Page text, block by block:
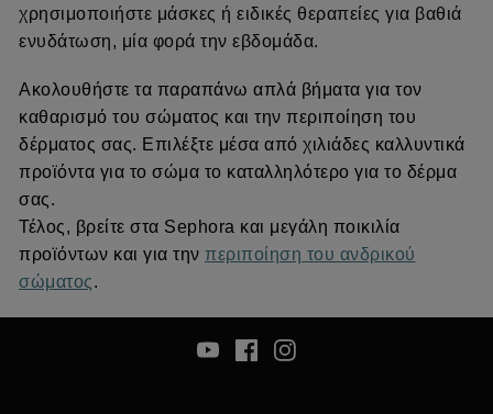
χρησιμοποιήστε μάσκες ή ειδικές θεραπείες για βαθιά
ενυδάτωση, μία φορά την εβδομάδα.
Ακολουθήστε τα παραπάνω απλά βήματα για τον
καθαρισμό του σώματος και την περιποίηση του
δέρματος σας. Επιλέξτε μέσα από χιλιάδες καλλυντικά
προϊόντα για το σώμα το καταλληλότερο για το δέρμα
σας.
Τέλος, βρείτε στα Sephora και μεγάλη ποικιλία
προϊόντων και για την περιποίηση του ανδρικού
σώματος.